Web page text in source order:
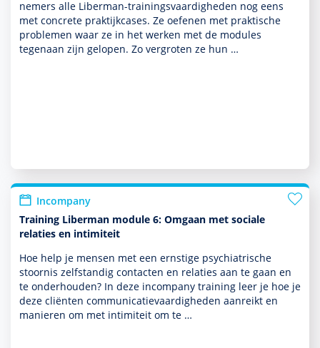
nemers alle Liber­man-trainingsvaar­dig­heden nog eens
met concrete prak­tijk­cases. Ze oefenen met prak­tische
pro­ble­men waar ze in het werken met de modules
tegenaan zijn gelopen. Zo vergroten ze hun …
Incompany
Training Liberman module 6: Omgaan met sociale
relaties en intimiteit
Hoe help je mensen met een ernstige psychia­trische
stoor­nis zelf­standig contacten en relaties aan te gaan en
te onder­houden? In deze incompany training leer je hoe je
deze cliënten com­muni­ca­tievaar­dig­heden aanreikt en
manieren om met intimiteit om te …